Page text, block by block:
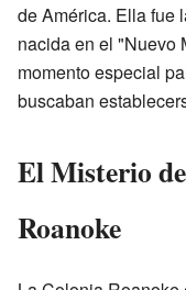
de América. Ella fue
nacida en el "Nuevo
momento especial
buscaban
El Misterio
Roanoke